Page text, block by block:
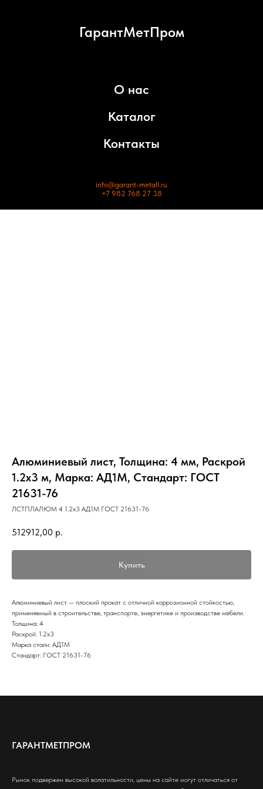
ГарантМетПром
О нас
Каталог
Контакты
info@garant-metall.ru
+7 982 768 27 38
Алюминиевый лист, Толщина: 4 мм, Раскрой
1.2х3 м, Марка: АД1М, Стандарт: ГОСТ
21631-76
ЛСТПЛАЛЮМ 4 1.2х3 АД1М ГОСТ 21631-76
512912,00 р.
Купить
Алюминиевый лист — плоский прокат с отличной коррозионной стойкостью,
применяемый в строительстве, транспорте, энергетике и производстве мебели.
Толщина: 4
Раскрой: 1.2х3
Марка стали: АД1М
Стандарт: ГОСТ 21631-76
ГАРАНТМЕТПРОМ
Рынок подвержен высокой волатильности, цены на сайте могут отличаться от